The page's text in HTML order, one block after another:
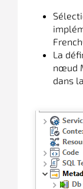
La
nœud
dans